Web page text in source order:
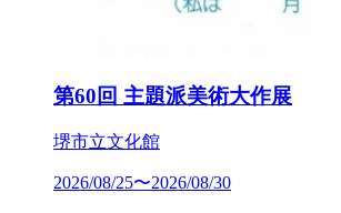
第60回 主題派美術大作展
堺市立文化館
2026/08/25〜2026/08/30